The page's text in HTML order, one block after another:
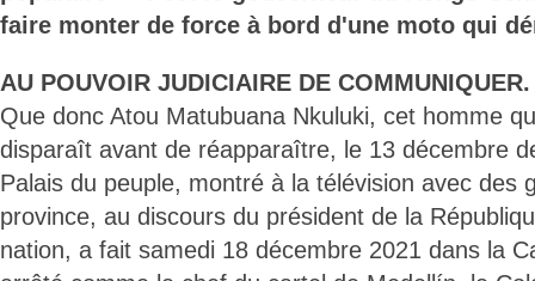
faire monter de force à bord d'une moto qui
AU POUVOIR JUDICIAIRE DE COMMUNIQUER.
Que donc Atou Matubuana Nkuluki, cet homme
disparaît avant de réapparaître, le 13 décembre
Palais du peuple, montré à la télévision avec des
province, au discours du président de la
nation, a fait samedi 18 décembre 2021 dans la